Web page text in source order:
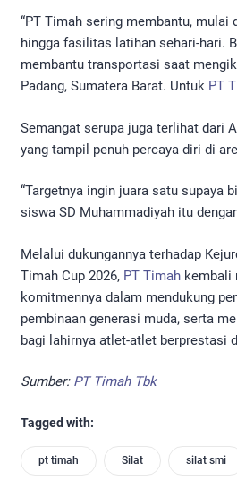
“PT Timah sering membantu, mulai
hingga fasilitas latihan sehari-hari.
membantu transportasi saat
Padang, Sumatera Barat. Untuk PT
Semangat serupa juga terlihat dari
yang tampil penuh percaya diri di
“Targetnya ingin juara satu supaya
siswa SD Muhammadiyah itu
Melalui dukungannya terhadap
Timah Cup 2026, PT Timah kembali
komitmennya dalam mendukung
pembinaan generasi muda, serta
bagi lahirnya atlet-atlet berprestasi
Sumber: PT Timah Tbk
Tagged with:
pt timah Silat silat smi